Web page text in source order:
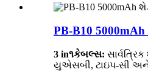
PB-B10 5000mAh
3 in૧કેબલ્સ: સાર્વત્રિક
યુએસબી, ટાઇપ-સી